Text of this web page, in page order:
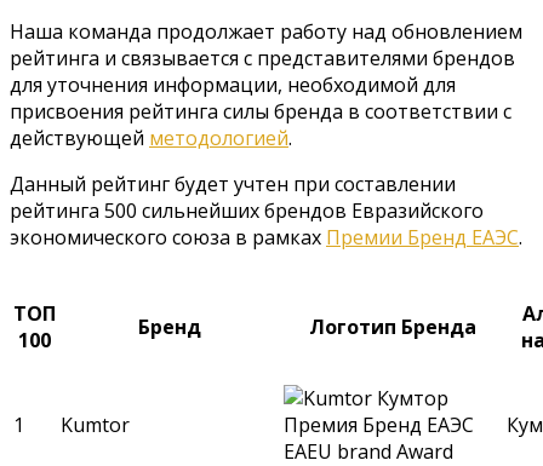
Наша команда продолжает работу над обновлением
рейтинга и связывается с представителями брендов
для уточнения информации, необходимой для
присвоения рейтинга силы бренда в соответствии с
действующей методологией.
Данный рейтинг будет учтен при составлении
рейтинга 500 сильнейших брендов Евразийского
экономического союза в рамках Премии Бренд ЕАЭС.
ТОП
100
Бренд Логотип Бренда
1 Kumtor